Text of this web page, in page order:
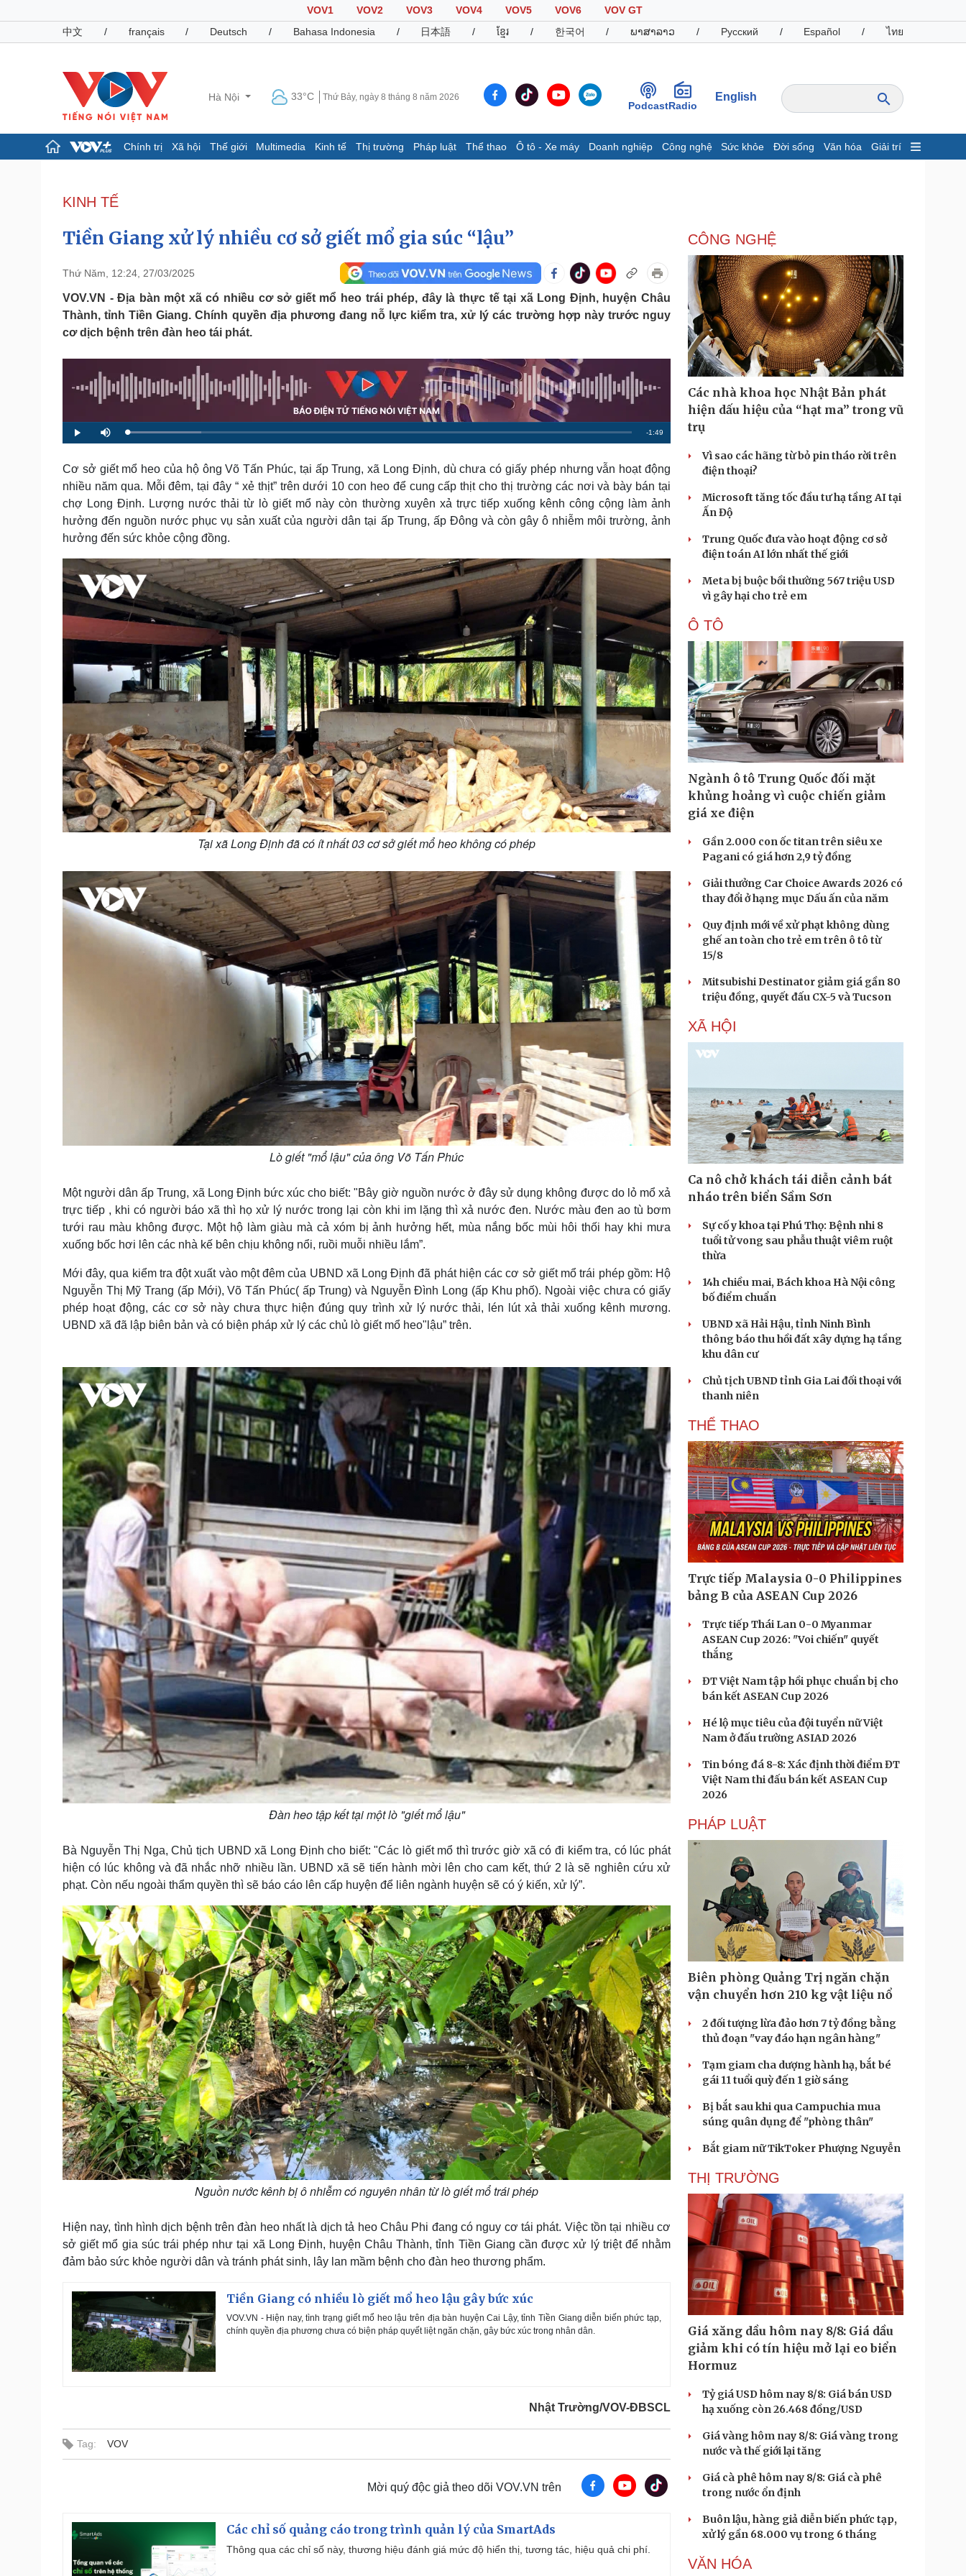
VOV1 VOV2 VOV3 VOV4 VOV5 VOV6
VOV GT
中文
/ français / Deutsch / Bahasa Indonesia / 日本語 / ខ្មែរ / 한국어 / ພາສາລາວ / Русский / Español / ไทย
Hà Nội 33°C Thứ Bảy, ngày 8 tháng 8 năm 2026
PodcastRadio
English
Chính trị Xã hội Thế giới Multimedia Kinh tế Thị trường Pháp luật Thể thao Ô tô - Xe máy Doanh nghiệp Công nghệ Sức khỏe Đời sống Văn hóa Giải trí
Đảng
Tổ chức nhân sự
Quốc hội
Nhận diện sự thật
Dấu ấn VOV
Hồ sơ
Infographic
Giá cà phê
Pháp luật
Vụ án
Tin nóng
Quân sự - Quốc phòng
Vũ khí
Việt Nam
Thể thao
Bóng đá
eSports
Hậu trường
Ô tô - Xe máy
Ô tô
Doanh nghiệp
Thông tin doanh nghiệp
Doanh nghiệp 24h
Doanh nhân
Vì cộng đồng
Công nghệ
Sành điệu
Tin Công nghệ
Trải nghiệm
Chuyển đổi số
Sức khỏe
Cây thuốc
Nhi khoa
Nam khoa
Làm đẹp - giảm cân
Phòng mạch online
Ăn sạch sống khỏe
Đời sống
Blog
Văn hóa
Sân khấu - Điện ảnh
Văn học
Di sản
Giải trí
Nghệ sĩ
Thời trang
Du lịch
Săn Tour
Podcast
Câu chuyện thời sự
Cửa sổ tình yêu
Kể chuyện cho bé
KINH TẾ
Tiền Giang xử lý nhiều cơ sở giết mổ gia súc “lậu”
Thứ Năm, 12:24, 27/03/2025
VOV.VN - Địa bàn một xã có nhiều cơ sở giết mổ heo trái phép, đây là thực tế tại xã Long Định, huyện Châu
Thành, tỉnh Tiền Giang. Chính quyền địa phương đang nỗ lực kiểm tra, xử lý các trường hợp này trước nguy
cơ dịch bệnh trên đàn heo tái phát.
P
l
M
u
L
o
d
1
4
.
7
%
R
m
i
m
e
-1:49
Cơ sở giết mổ heo của hộ ông Võ Tấn Phúc, tại ấp Trung, xã Long Định, dù chưa có giấy phép nhưng vẫn hoạt động
nhiều năm qua. Mỗi đêm, tại đây “ xẻ thịt” trên dưới 10 con heo để cung cấp thịt cho thị trường các nơi và bày bán tại
chợ Long Định. Lượng nước thải từ lò giết mổ này còn thường xuyên xả trực tiếp xuống kênh công cộng làm ảnh
hưởng đến nguồn nước phục vụ sản xuất của người dân tại ấp Trung, ấp Đông và còn gây ô nhiễm môi trường, ảnh
hưởng đến sức khỏe cộng đồng.
Tại xã Long Định đã có ít nhất 03 cơ sở giết mổ heo không có phép
Lò giết "mổ lậu" của ông Võ Tấn Phúc
Một người dân ấp Trung, xã Long Định bức xúc cho biết: "Bây giờ nguồn nước ở đây sử dụng không được do lỏ mổ xả
trực tiếp , khi có người báo xã thì họ xử lý nước trong lại còn khi im lặng thì xả nước đen. Nước màu đen ao tù bơm
tưới rau màu không được. Một hộ làm giàu mà cả xóm bị ảnh hưởng hết, mùa nắng bốc mùi hôi thối hay khi mưa
xuống bốc hơi lên các nhà kế bên chịu không nổi, ruồi muỗi nhiều lắm”.
Mới đây, qua kiểm tra đột xuất vào một đêm của UBND xã Long Định đã phát hiện các cơ sở giết mổ trái phép gồm: Hộ
Nguyễn Thị Mỹ Trang (ấp Mới), Võ Tấn Phúc( ấp Trung) và Nguyễn Đình Long (ấp Khu phố). Ngoài việc chưa có giấy
phép hoạt động, các cơ sở này chưa thực hiện đúng quy trình xử lý nước thải, lén lút xả thải xuống kênh mương.
UBND xã đã lập biên bản và có biện pháp xử lý các chủ lò giết mổ heo"lậu” trên.
Đàn heo tập kết tại một lò "giết mổ lậu"
Bà Nguyễn Thị Nga, Chủ tịch UBND xã Long Định cho biết: "Các lò giết mổ thì trước giờ xã có đi kiểm tra, có lúc phát
hiện có lúc không và đã nhắc nhỡ nhiều lần. UBND xã sẽ tiến hành mời lên cho cam kết, thứ 2 là sẽ nghiên cứu xử
phạt. Còn nếu ngoài thẩm quyền thì sẽ báo cáo lên cấp huyện để liên ngành huyện sẽ có ý kiến, xử lý”.
Nguồn nước kênh bị ô nhiễm có nguyên nhân từ lò giết mổ trái phép
Hiện nay, tình hình dịch bệnh trên đàn heo nhất là dịch tả heo Châu Phi đang có nguy cơ tái phát. Việc tồn tại nhiều cơ
sở giết mổ gia súc trái phép như tại xã Long Định, huyện Châu Thành, tỉnh Tiền Giang cần được xử lý triệt để nhằm
đảm bảo sức khỏe người dân và tránh phát sinh, lây lan mầm bệnh cho đàn heo thương phẩm.
Tiền Giang có nhiều lò giết mổ heo lậu gây bức xúc
VOV.VN - Hiện nay, tình trạng giết mổ heo lậu trên địa bàn huyện Cai Lậy, tỉnh Tiền Giang diễn biến phức tạp,
chính quyền địa phương chưa có biện pháp quyết liệt ngăn chặn, gây bức xúc trong nhân dân.
Nhật Trường/VOV-ĐBSCL
Tag: VOV
Mời quý độc giả theo dõi VOV.VN trên
Các chỉ số quảng cáo trong trình quản lý của SmartAds
Thông qua các chỉ số này, thương hiệu đánh giá mức độ hiển thị, tương tác, hiệu quả chi phí.
CÔNG NGHỆ
Các nhà khoa học Nhật Bản phát
hiện dấu hiệu của “hạt ma” trong vũ
trụ
Vì sao các hãng từ bỏ pin tháo rời trên
điện thoại?
Microsoft tăng tốc đầu tư hạ tầng AI tại
Ấn Độ
Trung Quốc đưa vào hoạt động cơ sở
điện toán AI lớn nhất thế giới
Meta bị buộc bồi thường 567 triệu USD
vì gây hại cho trẻ em
Ô TÔ
Ngành ô tô Trung Quốc đối mặt
khủng hoảng vì cuộc chiến giảm
giá xe điện
Gần 2.000 con ốc titan trên siêu xe
Pagani có giá hơn 2,9 tỷ đồng
Giải thưởng Car Choice Awards 2026 có
thay đổi ở hạng mục Dấu ấn của năm
Quy định mới về xử phạt không dùng
ghế an toàn cho trẻ em trên ô tô từ
15/8
Mitsubishi Destinator giảm giá gần 80
triệu đồng, quyết đấu CX-5 và Tucson
XÃ HỘI
Ca nô chở khách tái diễn cảnh bát
nháo trên biển Sầm Sơn
Sự cố y khoa tại Phú Thọ: Bệnh nhi 8
tuổi tử vong sau phẫu thuật viêm ruột
thừa
14h chiều mai, Bách khoa Hà Nội công
bố điểm chuẩn
UBND xã Hải Hậu, tỉnh Ninh Bình
thông báo thu hồi đất xây dựng hạ tầng
khu dân cư
Chủ tịch UBND tỉnh Gia Lai đối thoại với
thanh niên
THỂ THAO
Trực tiếp Malaysia 0-0 Philippines
bảng B của ASEAN Cup 2026
Trực tiếp Thái Lan 0-0 Myanmar
ASEAN Cup 2026: "Voi chiến" quyết
thắng
ĐT Việt Nam tập hồi phục chuẩn bị cho
bán kết ASEAN Cup 2026
Hé lộ mục tiêu của đội tuyển nữ Việt
Nam ở đấu trường ASIAD 2026
Tin bóng đá 8-8: Xác định thời điểm ĐT
Việt Nam thi đấu bán kết ASEAN Cup
2026
PHÁP LUẬT
Biên phòng Quảng Trị ngăn chặn
vận chuyển hơn 210 kg vật liệu nổ
2 đối tượng lừa đảo hơn 7 tỷ đồng bằng
thủ đoạn "vay đáo hạn ngân hàng"
Tạm giam cha dượng hành hạ, bắt bé
gái 11 tuổi quỳ đến 1 giờ sáng
Bị bắt sau khi qua Campuchia mua
súng quân dụng để "phòng thân"
Bắt giam nữ TikToker Phượng Nguyễn
THỊ TRƯỜNG
Giá xăng dầu hôm nay 8/8: Giá dầu
giảm khi có tín hiệu mở lại eo biển
Hormuz
Tỷ giá USD hôm nay 8/8: Giá bán USD
hạ xuống còn 26.468 đồng/USD
Giá vàng hôm nay 8/8: Giá vàng trong
nước và thế giới lại tăng
Giá cà phê hôm nay 8/8: Giá cà phê
trong nước ổn định
Buôn lậu, hàng giả diễn biến phức tạp,
xử lý gần 68.000 vụ trong 6 tháng
VĂN HÓA